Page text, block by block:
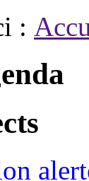
: